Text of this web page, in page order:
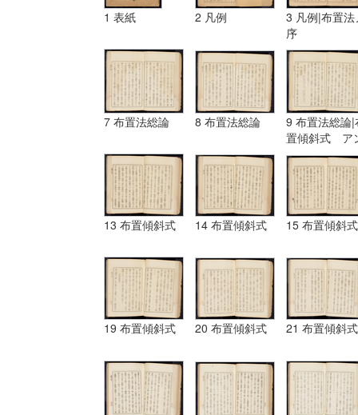
1 表紙 2 凡例
3 凡例|布置法
序
7 布置法総論 8 布置法総論
9 布置法総論|
置傾斜式 ア
ギュラール、
ムポシシヨン
13 布置傾斜式 14 布置傾斜式 15 布置傾斜式
19 布置傾斜式 20 布置傾斜式 21 布置傾斜式